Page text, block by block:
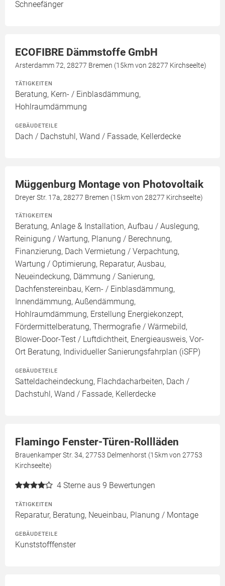
Schneefänger
ECOFIBRE Dämmstoffe GmbH
Arsterdamm 72, 28277 Bremen (15km von 28277 Kirchseelte)
TÄTIGKEITEN
Beratung, Kern- / Einblasdämmung,
Hohlraumdämmung
GEBÄUDETEILE
Dach / Dachstuhl, Wand / Fassade, Kellerdecke
Müggenburg Montage von Photovoltaik
Dreyer Str. 17a, 28277 Bremen (15km von 28277 Kirchseelte)
TÄTIGKEITEN
Beratung, Anlage & Installation, Aufbau / Auslegung,
Reinigung / Wartung, Planung / Berechnung,
Finanzierung, Dach Vermietung / Verpachtung,
Wartung / Optimierung, Reparatur, Ausbau,
Neueindeckung, Dämmung / Sanierung,
Dachfenstereinbau, Kern- / Einblasdämmung,
Innendämmung, Außendämmung,
Hohlraumdämmung, Erstellung Energiekonzept,
Fördermittelberatung, Thermografie / Wärmebild,
Blower-Door-Test / Luftdichtheit, Energieausweis, Vor-
Ort Beratung, Individueller Sanierungsfahrplan (iSFP)
GEBÄUDETEILE
Satteldacheindeckung, Flachdacharbeiten, Dach /
Dachstuhl, Wand / Fassade, Kellerdecke
Flamingo Fenster-Türen-Rollläden
Brauenkamper Str. 34, 27753 Delmenhorst (15km von 27753
Kirchseelte)
4 Sterne aus 9 Bewertungen
TÄTIGKEITEN
Reparatur, Beratung, Neueinbau, Planung / Montage
GEBÄUDETEILE
Kunststofffenster